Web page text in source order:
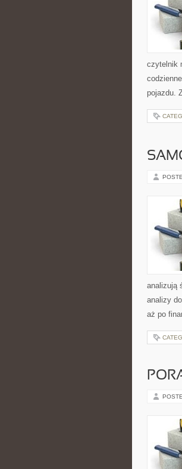
czytelnik
pojazdu.
analizują
analizy
aż po